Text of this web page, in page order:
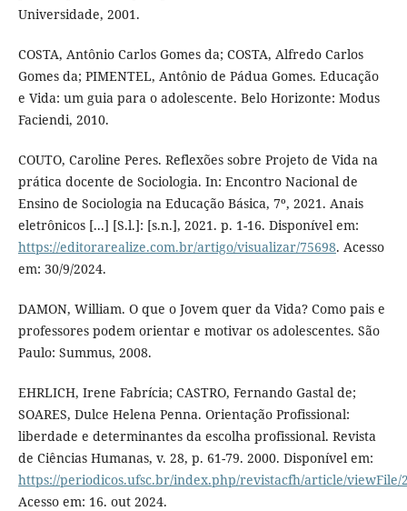
Universidade, 2001.
COSTA, Antônio Carlos Gomes da; COSTA, Alfredo Carlos
Gomes da; PIMENTEL, Antônio de Pádua Gomes. Educação
e Vida: um guia para o adolescente. Belo Horizonte: Modus
Faciendi, 2010.
COUTO, Caroline Peres. Reflexões sobre Projeto de Vida na
prática docente de Sociologia. In: Encontro Nacional de
Ensino de Sociologia na Educação Básica, 7º, 2021. Anais
eletrônicos [...] [S.l.]: [s.n.], 2021. p. 1-16. Disponível em:
https://editorarealize.com.br/artigo/visualizar/75698. Acesso
em: 30/9/2024.
DAMON, William. O que o Jovem quer da Vida? Como pais e
professores podem orientar e motivar os adolescentes. São
Paulo: Summus, 2008.
EHRLICH, Irene Fabrícia; CASTRO, Fernando Gastal de;
SOARES, Dulce Helena Penna. Orientação Profissional:
liberdade e determinantes da escolha profissional. Revista
de Ciências Humanas, v. 28, p. 61-79. 2000. Disponível em:
https://periodicos.ufsc.br/index.php/revistacfh/article/viewFile/
Acesso em: 16. out 2024.